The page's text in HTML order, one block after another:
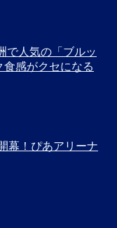
で人気の「ブルッ
感がクセになる
幕！ぴあアリーナ